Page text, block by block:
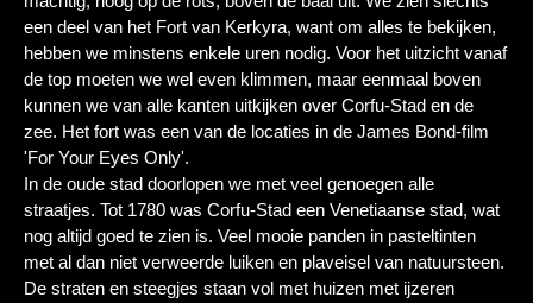
een deel van het Fort van Kerkyra, want om alles te bekijken,
hebben we minstens enkele uren nodig. Voor het uitzicht vanaf
de top moeten we wel even klimmen, maar eenmaal boven
kunnen we van alle kanten uitkijken over Corfu-Stad en de
zee. Het fort was een van de locaties in de James Bond-film
'For Your Eyes Only'.
In de oude stad doorlopen we met veel genoegen alle
straatjes. Tot 1780 was Corfu-Stad een Venetiaanse stad, wat
nog altijd goed te zien is. Veel mooie panden in pasteltinten
met al dan niet verweerde luiken en plaveisel van natuursteen.
De straten en steegjes staan vol met huizen met ijzeren